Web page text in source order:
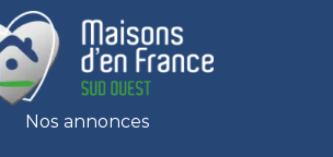
Nos annonces